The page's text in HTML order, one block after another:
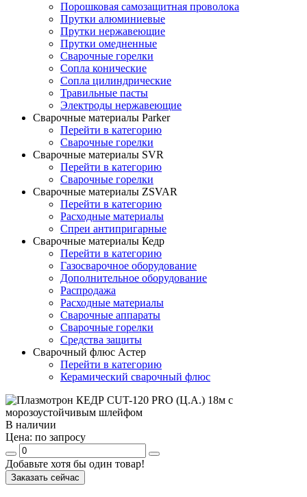
Порошковая самозащитная проволока
Прутки алюминиевые
Прутки нержавеющие
Прутки омедненные
Сварочные горелки
Сопла конические
Сопла цилиндрические
Травильные пасты
Электроды нержавеющие
Сварочные материалы Parker
Перейти в категорию
Сварочные горелки
Сварочные материалы SVR
Перейти в категорию
Сварочные горелки
Сварочные материалы ZSVAR
Перейти в категорию
Расходные материалы
Спреи антипригарные
Сварочные материалы Кедр
Перейти в категорию
Газосварочное оборудование
Дополнительное оборудование
Распродажа
Расходные материалы
Сварочные аппараты
Сварочные горелки
Средства защиты
Сварочный флюс Астер
Перейти в категорию
Керамический сварочный флюс
В наличии
Цена: по запросу
Добавьте хотя бы один товар!
Заказать сейчас